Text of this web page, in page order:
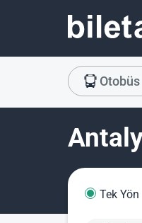
Otobüs
Tek Yön